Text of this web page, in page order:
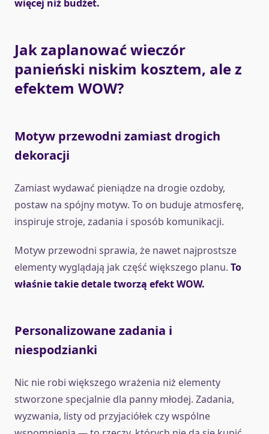
więcej niż budżet.
Jak zaplanować wieczór
panieński niskim kosztem, ale z
efektem WOW?
Motyw przewodni zamiast drogich
dekoracji
Zamiast wydawać pieniądze na drogie ozdoby,
postaw na spójny motyw. To on buduje atmosferę,
inspiruje stroje, zadania i sposób komunikacji.
Motyw przewodni sprawia, że nawet najprostsze
elementy wyglądają jak część większego planu. To
właśnie takie detale tworzą efekt WOW.
Personalizowane zadania i
niespodzianki
Nic nie robi większego wrażenia niż elementy
stworzone specjalnie dla panny młodej. Zadania,
wyzwania, listy od przyjaciółek czy wspólne